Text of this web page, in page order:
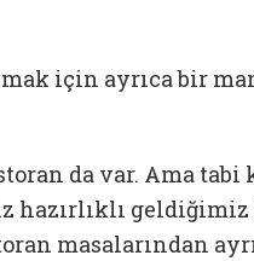
için ayrıca bir
da var. Ama
hazırlıklı
masalarından